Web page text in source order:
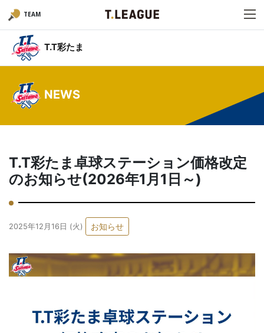
TEAM
T.T彩たま
NEWS
T.T彩たま卓球ステーション価格改定
のお知らせ(2026年1月1日～)
2025年12月16日 (火) お知らせ